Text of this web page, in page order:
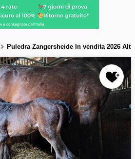
Puledra Zangersheide In vendita 2026